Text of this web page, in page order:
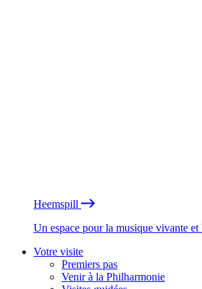
Heemspill
Un espace pour la musique vivante et
Votre visite
Premiers pas
Venir à la Philharmonie